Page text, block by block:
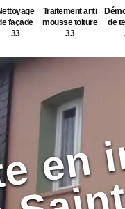
façade
33
Traitement anti
mousse toiture
33
de